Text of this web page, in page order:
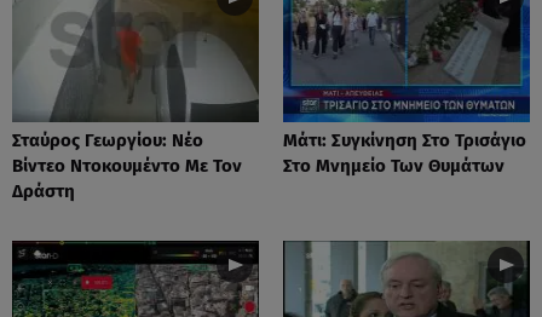
Σταύρος Γεωργίου: Νέο
Βίντεο Ντοκουμέντο Με Τον
Δράστη
Μάτι: Συγκίνηση Στο Τρισάγιο
Στο Μνημείο Των Θυμάτων